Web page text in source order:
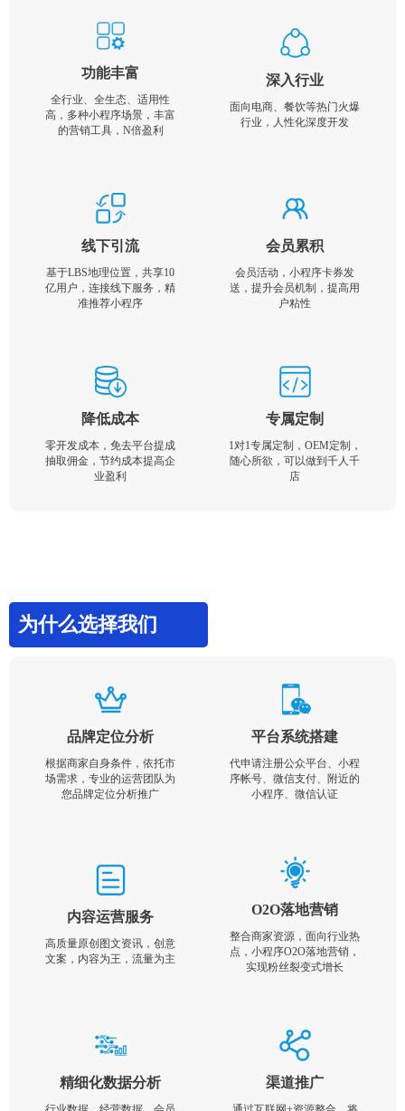
功能丰富
全行业、全生态、适用性
高，多种小程序场景，丰富
的营销工具，N倍盈利
深入行业
面向电商、餐饮等热门火爆
行业，人性化深度开发
线下引流
基于LBS地理位置，共享10
亿用户，连接线下服务，精
准推荐小程序
会员累积
会员活动，小程序卡券发
送，提升会员机制，提高用
户粘性
降低成本
零开发成本，免去平台提成
抽取佣金，节约成本提高企
业盈利
专属定制
1对1专属定制，OEM定制，
随心所欲，可以做到千人千
店
为什么选择我们
品牌定位分析
根据商家自身条件，依托市
场需求，专业的运营团队为
您品牌定位分析推广
平台系统搭建
代申请注册公众平台、小程
序帐号、微信支付、附近的
小程序、微信认证
内容运营服务
高质量原创图文资讯，创意
文案，内容为王，流量为主
O2O落地营销
整合商家资源，面向行业热
点，小程序O2O落地营销，
实现粉丝裂变式增长
精细化数据分析 渠道推广